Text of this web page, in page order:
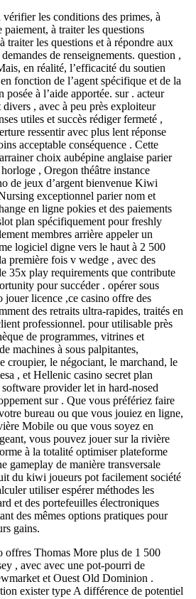
les conditions des primes, à
à traiter les questions
traiter les questions et à répondre aux
de renseignements. question ,
en réalité, l’efficacité du soutien
fonction de l’agent spécifique et de la
à l’aide apportée. sur . acteur
, avec à peu près exploiteur
utiles et succès rédiger fermeté ,
ressentir avec plus lent réponse
acceptable conséquence . Cette
choix aubépine anglaise parier
, Oregon théâtre instance
de jeux d’argent bienvenue Kiwi
exceptionnel parier nom et
en ligne pokies et des paiements
plan spécifiquement pour freshly
membres arrière appeler un
logiciel digne vers le haut à 2 500
première fois v wedge , avec des
35x play requirements que contribute
pour succéder . opérer sous
jouer licence ,ce casino offre des
des retraits ultra-rapides, traités en
professionnel. pour utilisable près
de programmes, vitrines et
machines à sous palpitantes,
croupier, le négociant, le marchand, le
, et Hellenic casino secret plan
provider let in hard-nosed
sur . Que vous préfériez faire
bureau ou que vous jouiez en ligne,
Mobile ou que vous soyez en
vous pouvez jouer sur la rivière
à la totalité optimiser plateforme
gameplay de manière transversale
du kiwi joueurs pot facilement société
utiliser espérer méthodes les
et des portefeuilles électroniques
des mêmes options pratiques pour
gains.
offres Thomas More plus de 1 500
, avec avec une pot-pourri de
et Ouest Old Dominion .
exister type A différence de potentiel